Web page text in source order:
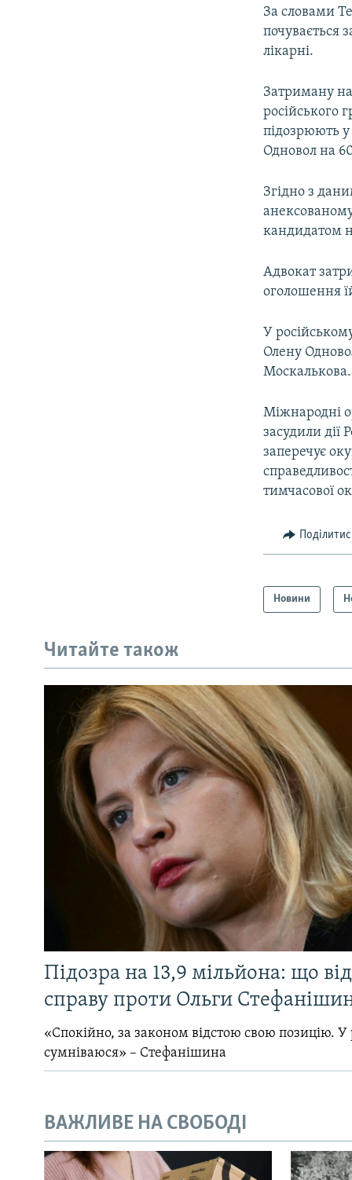
За словами
почувається
лікарні.
Затриману
російського
підозрюють у
Одновол на
Згідно з
кандидатом
Адвокат
оголошення
У
Олену
Москалькова.
Міжнародні
засудили дії
заперечує
тимчасової
Новини
Читайте також
Підозра на 13,9 мільйона: що
справу проти Ольги
«Спокійно, за законом відстою свою позицію. У
сумніваюся» – Стефанішина
ВАЖЛИВЕ НА СВОБОДІ